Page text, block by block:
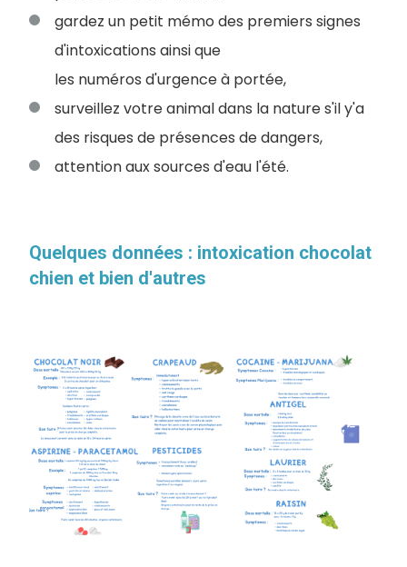
gardez un petit mémo des premiers signes
d'intoxications ainsi que
les numéros d'urgence à portée,
surveillez votre animal dans la nature s'il y'a
des risques de présences de dangers,
attention aux sources d'eau l'été.
Quelques données : intoxication chocolat
chien et bien d'autres